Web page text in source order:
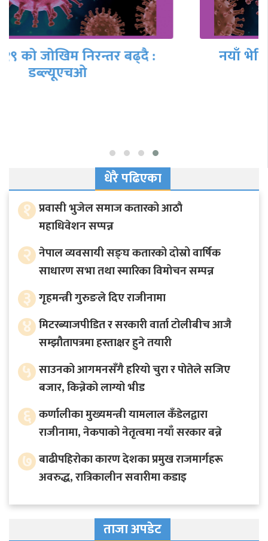
नयाँ भेरियन्ट जेएन–१ को सर्ने दर बढी
धेरै पढिएका
१ प्रवासी भुजेल समाज कतारको आठाै
महाधिवेशन सप्पन्न
२ नेपाल व्यवसायी सङ्घ कतारको दोस्रो वार्षिक
साधारण सभा तथा स्मारिका विमोचन सम्पन्न
३ गृहमन्त्री गुरुङले दिए राजीनामा
४ मिटरब्याजपीडित र सरकारी वार्ता टोलीबीच आजै
सम्झौतापत्रमा हस्ताक्षर हुने तयारी
५ साउनको आगमनसँगै हरियो चुरा र पोतेले सजिए
बजार, किन्नेको लाग्यो भीड
६ कर्णालीका मुख्यमन्त्री यामलाल कँडेलद्वारा
राजीनामा, नेकपाको नेतृत्वमा नयाँ सरकार बन्ने
७ बाढीपहिरोका कारण देशका प्रमुख राजमार्गहरू
अवरुद्ध, रात्रिकालीन सवारीमा कडाइ
ताजा अपडेट